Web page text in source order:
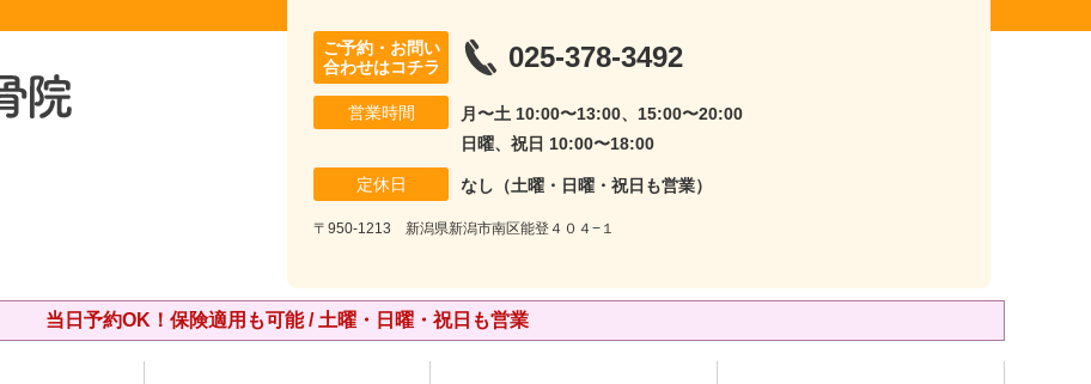
ご予約・お問い
合わせはコチラ
025-378-3492
営業時間
月〜土 10:00〜13:00、15:00〜20:00
日曜、祝日 10:00〜18:00
定休日 なし（土曜・日曜・祝日も営業）
〒950-1213 新潟県新潟市南区能登４０４−１
当日予約OK！保険適用も可能 / 土曜・日曜・祝日も営業